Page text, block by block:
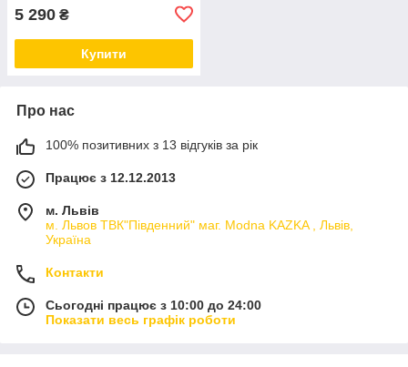
5 290 ₴
Купити
Про нас
100% позитивних з 13 відгуків за рік
Працює з 12.12.2013
м. Львів
м. Львов ТВК"Південний" маг. Modna KAZKA , Львів,
Україна
Контакти
Сьогодні працює з 10:00 до 24:00
Показати весь графік роботи